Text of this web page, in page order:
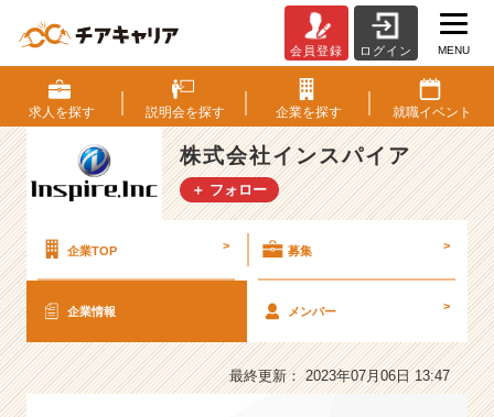
式
会
社
イ
ン
ス
パ
会員登録 ログイン MENU
求人を探す 説明会を探す 企業を探す 就職イベント
株式会社インスパイア
＋ フォロー
企業TOP > 募集 >
企業情報 メンバー >
最終更新： 2023年07月06日 13:47